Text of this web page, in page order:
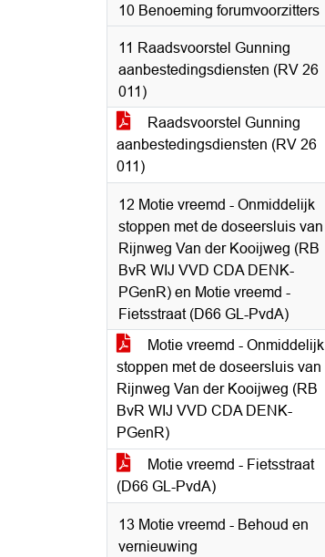
10 Benoeming forumvoorzitters
11 Raadsvoorstel Gunning
aanbestedingsdiensten (RV 26
011)
Raadsvoorstel Gunning
aanbestedingsdiensten (RV 26
011)
12 Motie vreemd - Onmiddelijk
stoppen met de doseersluis van
Rijnweg Van der Kooijweg (RB
BvR WIJ VVD CDA DENK-
PGenR) en Motie vreemd -
Fietsstraat (D66 GL-PvdA)
Motie vreemd - Onmiddelijk
stoppen met de doseersluis van
Rijnweg Van der Kooijweg (RB
BvR WIJ VVD CDA DENK-
PGenR)
Motie vreemd - Fietsstraat
(D66 GL-PvdA)
13 Motie vreemd - Behoud en
vernieuwing